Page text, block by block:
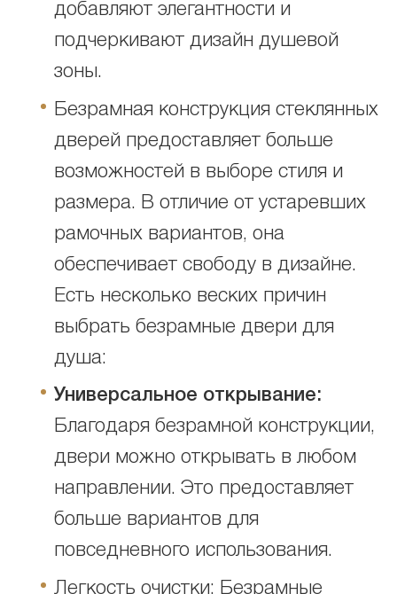
добавляют элегантности и
подчеркивают дизайн душевой
зоны.
Безрамная конструкция стеклянных
дверей предоставляет больше
возможностей в выборе стиля и
размера. В отличие от устаревших
рамочных вариантов, она
обеспечивает свободу в дизайне.
Есть несколько веских причин
выбрать безрамные двери для
душа:
Универсальное открывание:
Благодаря безрамной конструкции,
двери можно открывать в любом
направлении. Это предоставляет
больше вариантов для
повседневного использования.
Легкость очистки: Безрамные